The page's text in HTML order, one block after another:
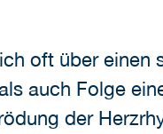
oft über
auch Folge
der